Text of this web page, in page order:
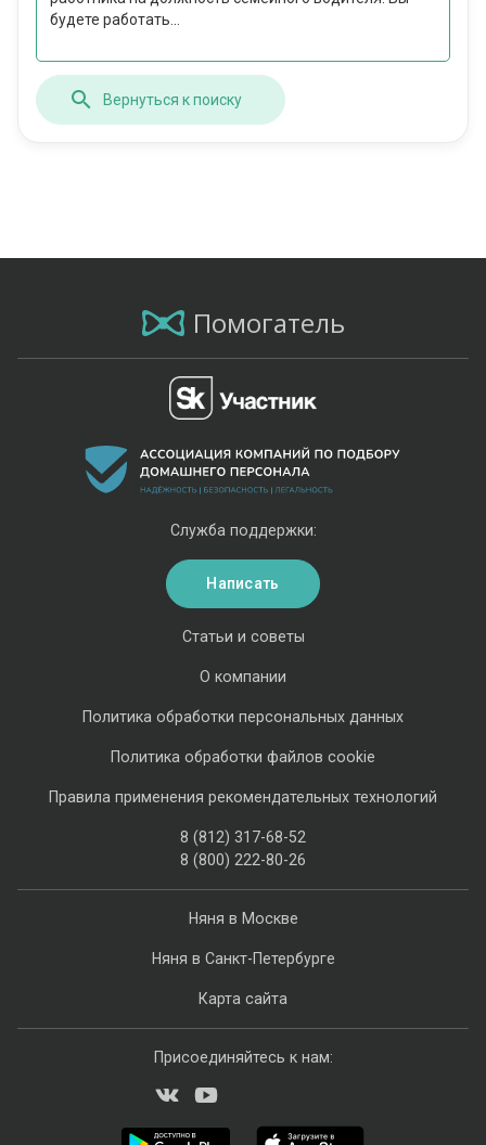
будете работать...
Вернуться к поиску
Помогатель
Няня в Москве
Няня в Санкт-Петербурге
Карта сайта
Статьи и советы
О компании
Политика обработки персональных данных
Политика обработки файлов cookie
Правила применения рекомендательных технологий
8 (812) 317-68-52
8 (800) 222-80-26
Служба поддержки:
Написать
Присоединяйтесь к нам: